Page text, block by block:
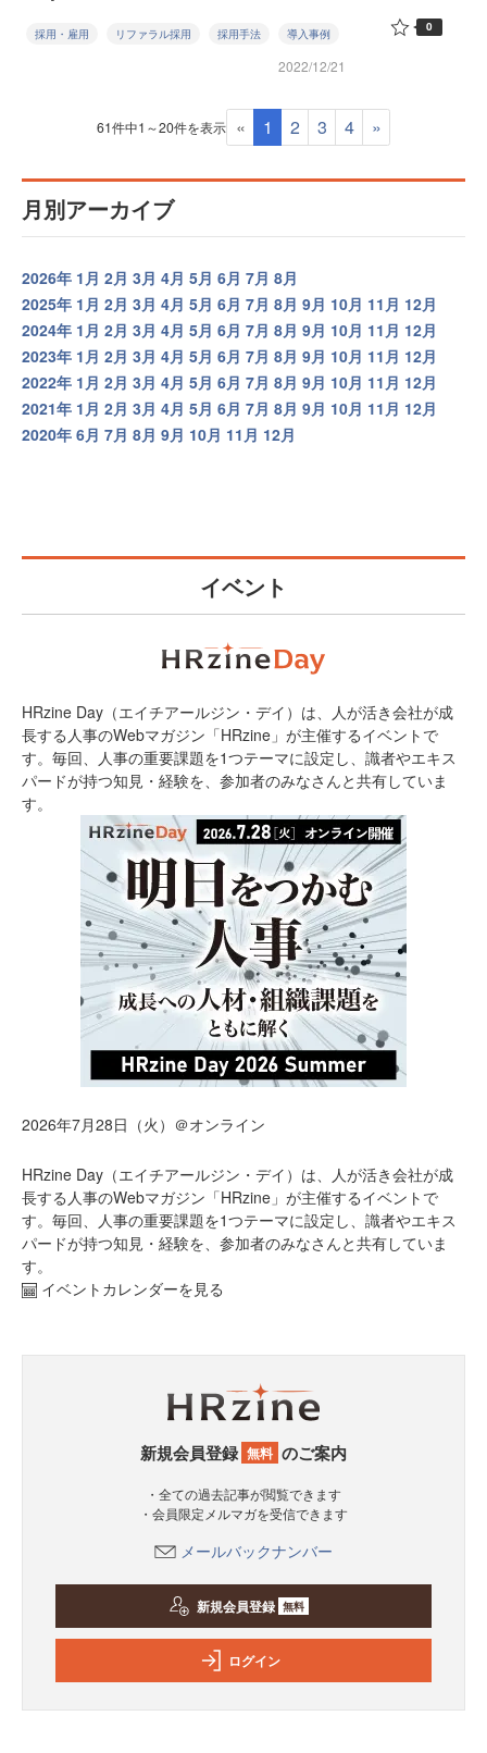
採用・雇用 リファラル採用 採用手法 導入事例
2022/12/21
0
61件中1～20件を表示 « 1 2 3 4 »
月別アーカイブ
2026年 1月 2月 3月 4月 5月 6月 7月 8月
2025年 1月 2月 3月 4月 5月 6月 7月 8月 9月 10月 11月 12月
2024年 1月 2月 3月 4月 5月 6月 7月 8月 9月 10月 11月 12月
2023年 1月 2月 3月 4月 5月 6月 7月 8月 9月 10月 11月 12月
2022年 1月 2月 3月 4月 5月 6月 7月 8月 9月 10月 11月 12月
2021年 1月 2月 3月 4月 5月 6月 7月 8月 9月 10月 11月 12月
2020年 6月 7月 8月 9月 10月 11月 12月
イベント
HRzine Day（エイチアールジン・デイ）は、人が活き会社が成
長する人事のWebマガジン「HRzine」が主催するイベントで
す。毎回、人事の重要課題を1つテーマに設定し、識者やエキス
パードが持つ知見・経験を、参加者のみなさんと共有していま
す。
2026年7月28日（火）＠オンライン
HRzine Day（エイチアールジン・デイ）は、人が活き会社が成
長する人事のWebマガジン「HRzine」が主催するイベントで
す。毎回、人事の重要課題を1つテーマに設定し、識者やエキス
パードが持つ知見・経験を、参加者のみなさんと共有していま
す。
イベントカレンダーを見る
新規会員登録 無料 のご案内
・全ての過去記事が閲覧できます
・会員限定メルマガを受信できます
メールバックナンバー
新規会員登録 無料
ログイン